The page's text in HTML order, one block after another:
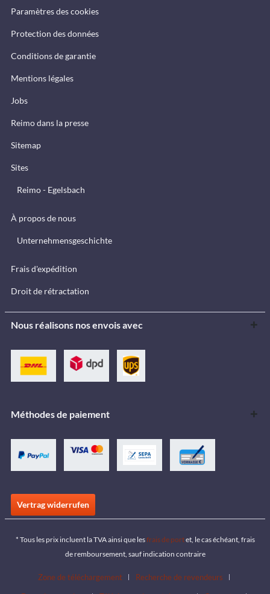
Paramètres des cookies
Protection des données
Conditions de garantie
Mentions légales
Jobs
Reimo dans la presse
Sitemap
Sites
Reimo - Egelsbach
À propos de nous
Unternehmensgeschichte
Frais d'expédition
Droit de rétractation
Nous réalisons nos envois avec
Méthodes de paiement
Vertrag widerrufen
* Tous les prix incluent la TVA ainsi que lesfrais de portet, le cas échéant, frais
de remboursement, sauf indication contraire
Zone de téléchargement
Recherche de revendeurs